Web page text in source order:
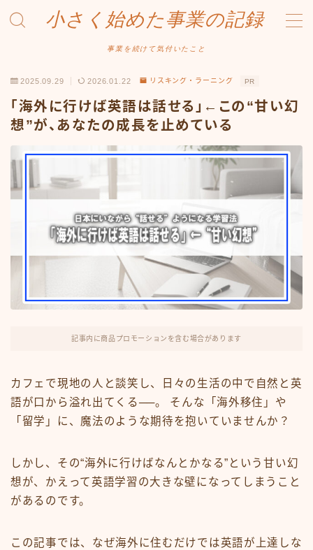
小さく始めた事業の記録
事業を続けて気付いたこと
Amazonせどり
トラブル事例
フリマ物販
Yahoo出品
メルカリ販売
2025.09.29 2026.01.22 リスキング・ラーニング PR
「海外に行けば英語は話せる」←この“甘い幻
想”が、あなたの成長を止めている
記事内に商品プロモーションを含む場合があります
カフェで現地の人と談笑し、日々の生活の中で自然と英
語が口から溢れ出てくる──。 そんな「海外移住」や
「留学」に、魔法のような期待を抱いていませんか？
しかし、その“海外に行けばなんとかなる”という甘い幻
想が、かえって英語学習の大きな壁になってしまうこと
があるのです。
この記事では、なぜ海外に住むだけでは英語が上達しな